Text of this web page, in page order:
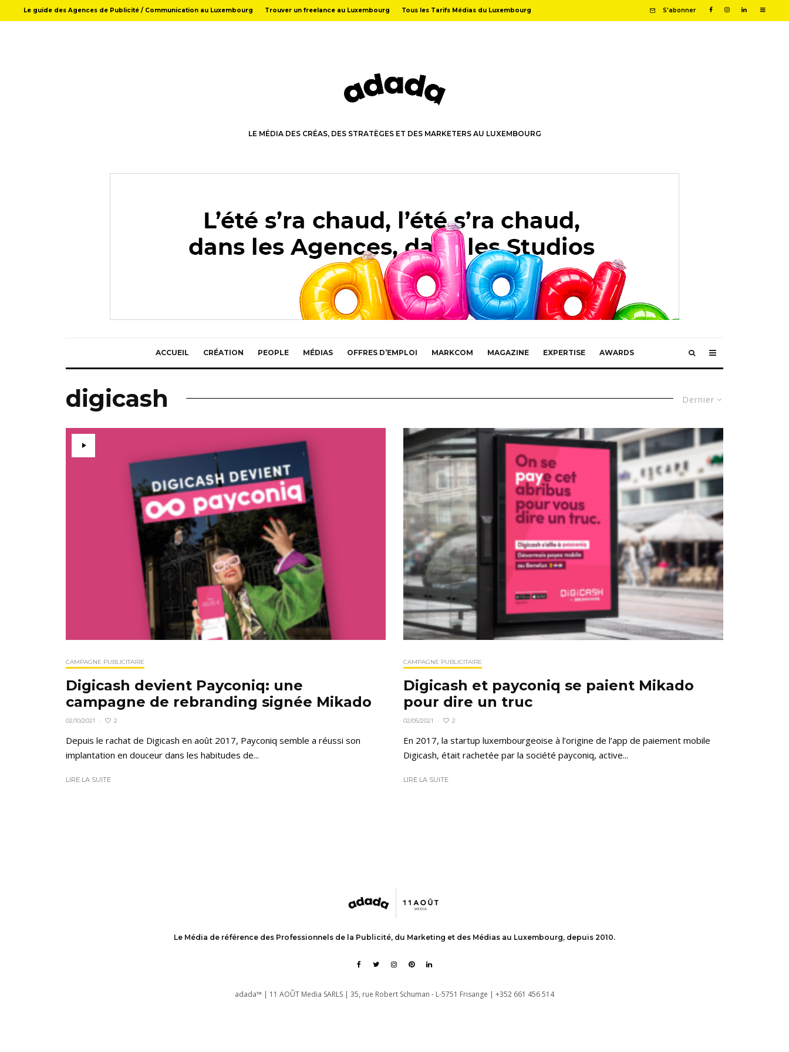
Le guide des Agences de Publicité / Communication au Luxembourg Trouver un freelance au Luxembourg Tous les Tarifs Médias du Luxembourg S'abonner
LE MÉDIA DES CRÉAS, DES STRATÈGES ET DES MARKETERS AU LUXEMBOURG
ACCUEIL CRÉATION PEOPLE MÉDIAS OFFRES D’EMPLOI MARKCOM MAGAZINE EXPERTISE AWARDS
Dernier
digicash
CAMPAGNE PUBLICITAIRE
Digicash devient Payconiq: une
campagne de rebranding signée Mikado
02/10/2021 · 2
Depuis le rachat de Digicash en août 2017, Payconiq semble a réussi son
implantation en douceur dans les habitudes de...
LIRE LA SUITE
CAMPAGNE PUBLICITAIRE
Digicash et payconiq se paient Mikado
pour dire un truc
02/05/2021 · 2
En 2017, la startup luxembourgeoise à l’origine de l’app de paiement mobile
Digicash, était rachetée par la société payconiq, active...
LIRE LA SUITE
Le Média de référence des Professionnels de la Publicité, du Marketing et des Médias au Luxembourg, depuis 2010.
adada™ | 11 AOÛT Media SARLS | 35, rue Robert Schuman - L-5751 Frisange | +352 661 456 514